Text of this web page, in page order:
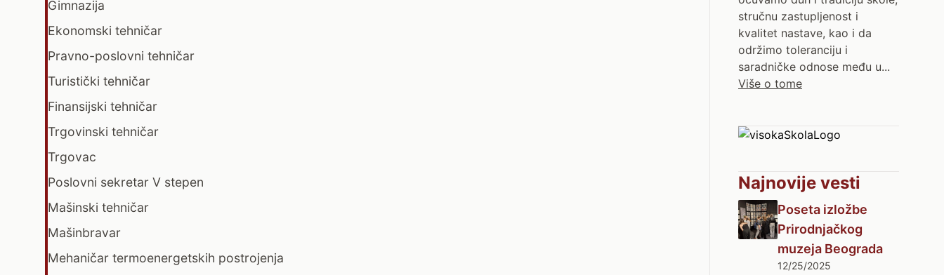
Gimnazija
Ekonomski tehničar
Pravno-poslovni tehničar
Turistički tehničar
Finansijski tehničar
Trgovinski tehničar
Trgovac
Poslovni sekretar V stepen
Mašinski tehničar
Mašinbravar
Mehaničar termoenergetskih postrojenja
stručnu zastupljenost i
kvalitet nastave, kao i da
održimo toleranciju i
saradničke odnose među u...
Više o tome
Najnovije vesti
Poseta izložbe
Prirodnjačkog
muzeja Beograda
12/25/2025